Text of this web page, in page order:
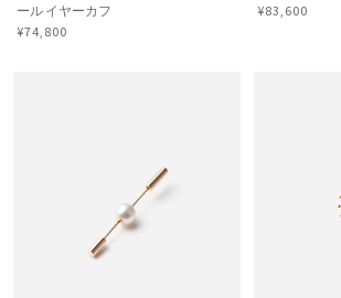
ール イヤーカフ
¥74,800
¥83,600